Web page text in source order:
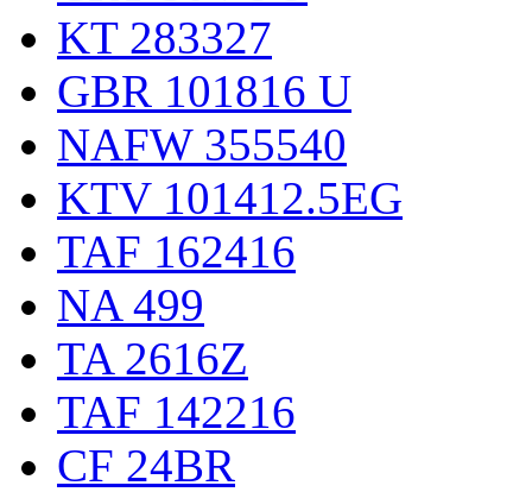
KT 283327
GBR 101816 U
NAFW 355540
KTV 101412.5EG
TAF 162416
NA 499
TA 2616Z
TAF 142216
CF 24BR